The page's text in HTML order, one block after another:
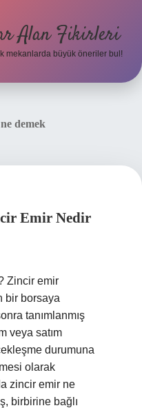
Alan Fikirleri
mekanlarda büyük öneriler bul!
demek
Emir Nedir
Zincir emir
bir borsaya
tanımlanmış
veya satım
durumuna
olarak
zincir emir ne
birbirine bağlı